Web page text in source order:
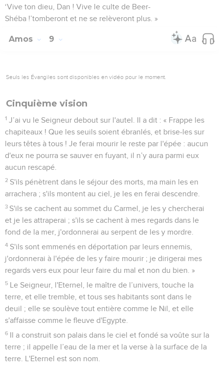
‘Vive ton dieu, Dan ! Vive le culte de Beer-
Shéba !’tomberont et ne se relèveront plus. »
Amos 9
Seuls les Évangiles sont disponibles en vidéo pour le moment.
Cinquième vision
1 J’ai vu le Seigneur debout sur l'autel. Il a dit : « Frappe les
chapiteaux ! Que les seuils soient ébranlés, et brise-les sur
leurs têtes à tous ! Je ferai mourir le reste par l'épée : aucun
d'eux ne pourra se sauver en fuyant, il n’y aura parmi eux
aucun rescapé.
2 S'ils pénètrent dans le séjour des morts, ma main les en
arrachera ; s'ils montent au ciel, je les en ferai descendre.
3 S'ils se cachent au sommet du Carmel, je les y chercherai
et je les attraperai ; s'ils se cachent à mes regards dans le
fond de la mer, j'ordonnerai au serpent de les y mordre.
4 S'ils sont emmenés en déportation par leurs ennemis,
j'ordonnerai à l'épée de les y faire mourir ; je dirigerai mes
regards vers eux pour leur faire du mal et non du bien. »
5 Le Seigneur, l'Eternel, le maître de l’univers, touche la
terre, et elle tremble, et tous ses habitants sont dans le
deuil ; elle se soulève tout entière comme le Nil, et elle
s'affaisse comme le fleuve d'Egypte.
6 Il a construit son palais dans le ciel et fondé sa voûte sur la
terre ; il appelle l’eau de la mer et la verse à la surface de la
terre. L'Eternel est son nom.